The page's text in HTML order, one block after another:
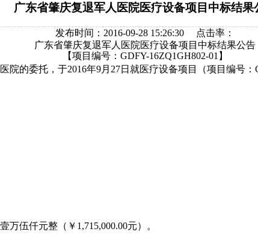
广东省肇庆复退军人医院医疗设备项目中标结果
发布时间：2016-09-28 15:26:30
点击率：
广东省肇庆复退军人医院医疗设备项目中标结果公告
【项目编号：GDFY-16ZQ1GH802-01】
院的委托，于2016年9月27日就医疗设备项目（项目编号
伍仟元整（￥1,715,000.00元）。